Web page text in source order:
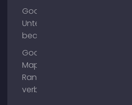
Google
Unternehmensprofil
bearbeiten
Google
Maps
Ranking
verbessern